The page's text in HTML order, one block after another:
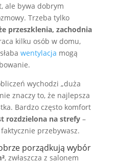
ale bywa dobrym
Trzeba tylko
przeszklenia, zachodnia
kilku osób w domu,
wentylacja mogą
wychodzi „duża
znaczy to, że najlepsza
Bardzo często komfort
rozdzielona na strefy–
przebywasz.
porządkują wybór
, zwłaszcza z salonem